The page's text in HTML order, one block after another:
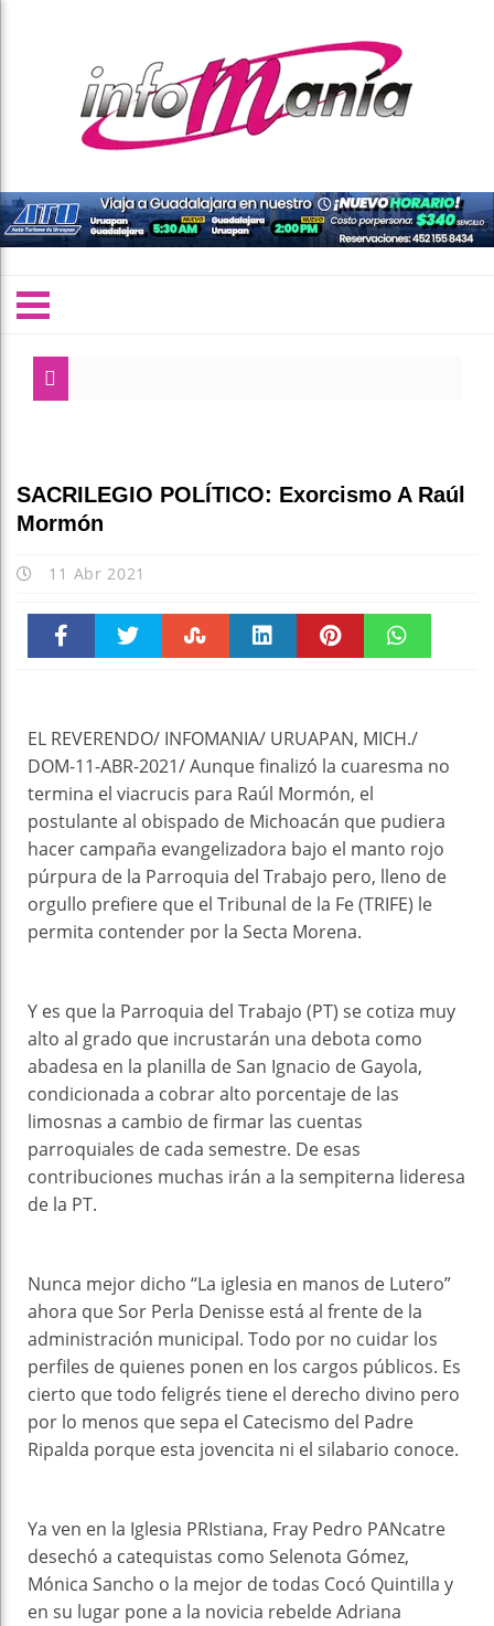
SACRILEGIO POLÍTICO: Exorcismo A Raúl
Mormón
11 Abr 2021
EL REVERENDO/ INFOMANIA/ URUAPAN, MICH./
DOM-11-ABR-2021/ Aunque finalizó la cuaresma no
termina el viacrucis para Raúl Mormón, el
postulante al obispado de Michoacán que pudiera
hacer campaña evangelizadora bajo el manto rojo
púrpura de la Parroquia del Trabajo pero, lleno de
orgullo prefiere que el Tribunal de la Fe (TRIFE) le
permita contender por la Secta Morena.
Y es que la Parroquia del Trabajo (PT) se cotiza muy
alto al grado que incrustarán una debota como
abadesa en la planilla de San Ignacio de Gayola,
condicionada a cobrar alto porcentaje de las
limosnas a cambio de firmar las cuentas
parroquiales de cada semestre. De esas
contribuciones muchas irán a la sempiterna lideresa
de la PT.
Nunca mejor dicho “La iglesia en manos de Lutero”
ahora que Sor Perla Denisse está al frente de la
administración municipal. Todo por no cuidar los
perfiles de quienes ponen en los cargos públicos. Es
cierto que todo feligrés tiene el derecho divino pero
por lo menos que sepa el Catecismo del Padre
Ripalda porque esta jovencita ni el silabario conoce.
Ya ven en la Iglesia PRIstiana, Fray Pedro PANcatre
desechó a catequistas como Selenota Gómez,
Mónica Sancho o la mejor de todas Cocó Quintilla y
en su lugar pone a la novicia rebelde Adriana